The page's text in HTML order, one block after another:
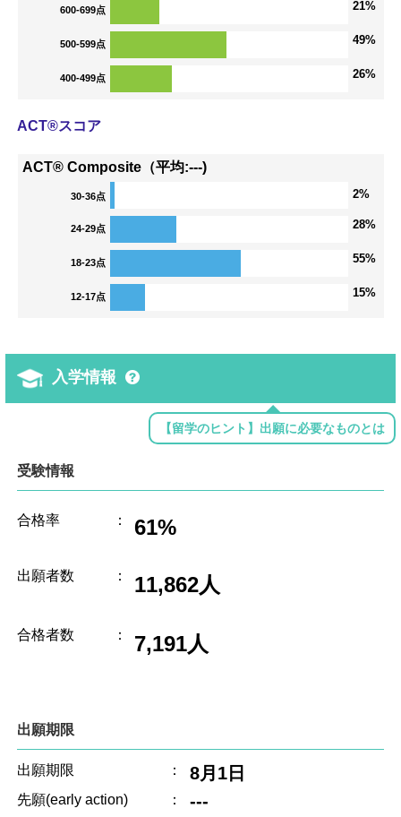
600-699点 21%
500-599点 49%
400-499点 26%
ACT®スコア
ACT® Composite（平均:---)
30-36点 2%
24-29点 28%
18-23点 55%
12-17点 15%
入学情報
【留学のヒント】出願に必要なものとは
受験情報
合格率 ： 61%
出願者数 ： 11,862人
合格者数 ： 7,191人
出願期限
出願期限 ： 8月1日
先願(early action) ： ---